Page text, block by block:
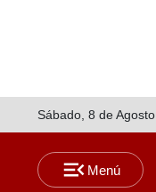
Sábado, 8 de Agosto